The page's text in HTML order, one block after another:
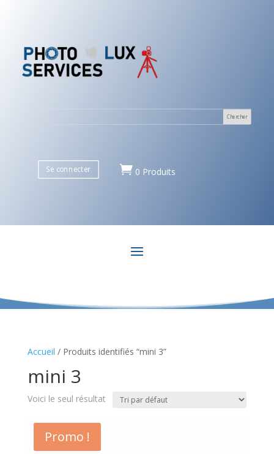
Se connecter  0 Produits
Accueil / Produits identifiés “mini 3”
mini 3
Voici le seul résultat
Promo !